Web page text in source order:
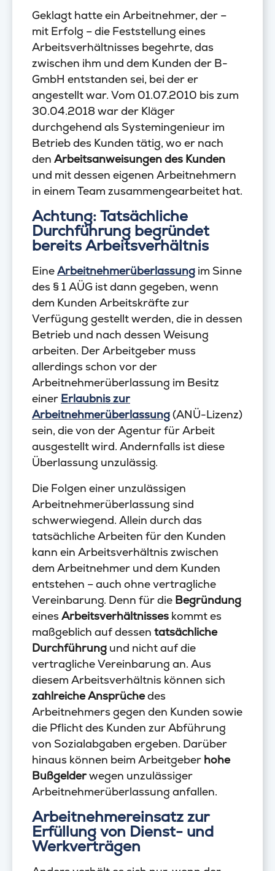
Geklagt hatte ein Arbeitnehmer, der –
mit Erfolg – die Feststellung eines
Arbeitsverhältnisses begehrte, das
zwischen ihm und dem Kunden der B-
GmbH entstanden sei, bei der er
angestellt war. Vom 01.07.2010 bis zum
30.04.2018 war der Kläger
durchgehend als Systemingenieur im
Betrieb des Kunden tätig, wo er nach
den Arbeitsanweisungen des Kunden
und mit dessen eigenen Arbeitnehmern
in einem Team zusammengearbeitet hat.
Achtung: Tatsächliche
Durchführung begründet
bereits Arbeitsverhältnis
EineArbeitnehmerüberlassung im Sinne
des § 1 AÜG ist dann gegeben, wenn
dem Kunden Arbeitskräfte zur
Verfügung gestellt werden, die in dessen
Betrieb und nach dessen Weisung
arbeiten. Der Arbeitgeber muss
allerdings schon vor der
Arbeitnehmerüberlassung im Besitz
einer Erlaubnis zur
Arbeitnehmerüberlassung(ANÜ-Lizenz)
sein, die von der Agentur für Arbeit
ausgestellt wird. Andernfalls ist diese
Überlassung unzulässig.
Die Folgen einer unzulässigen
Arbeitnehmerüberlassung sind
schwerwiegend. Allein durch das
tatsächliche Arbeiten für den Kunden
kann ein Arbeitsverhältnis zwischen
dem Arbeitnehmer und dem Kunden
entstehen – auch ohne vertragliche
Vereinbarung. Denn für die Begründung
einesArbeitsverhältnisses kommt es
maßgeblich auf dessen tatsächliche
Durchführung und nicht auf die
vertragliche Vereinbarung an. Aus
diesem Arbeitsverhältnis können sich
zahlreiche Ansprüchedes
Arbeitnehmers gegen den Kunden sowie
die Pflicht des Kunden zur Abführung
von Sozialabgaben ergeben. Darüber
hinaus können beim Arbeitgeber hohe
Bußgelderwegen unzulässiger
Arbeitnehmerüberlassung anfallen.
Arbeitnehmereinsatz zur
Erfüllung von Dienst- und
Werkverträgen